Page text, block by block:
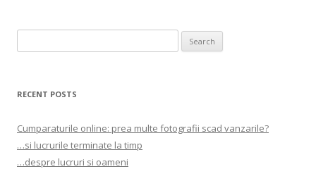
for:
RECENT POSTS
Cumparaturile online: prea multe fotografii scad vanzarile?
…si lucrurile terminate la timp
…despre lucruri si oameni